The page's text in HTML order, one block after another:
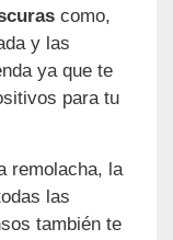
como,
y las
ya que te
para tu
remolacha, la
las
también te